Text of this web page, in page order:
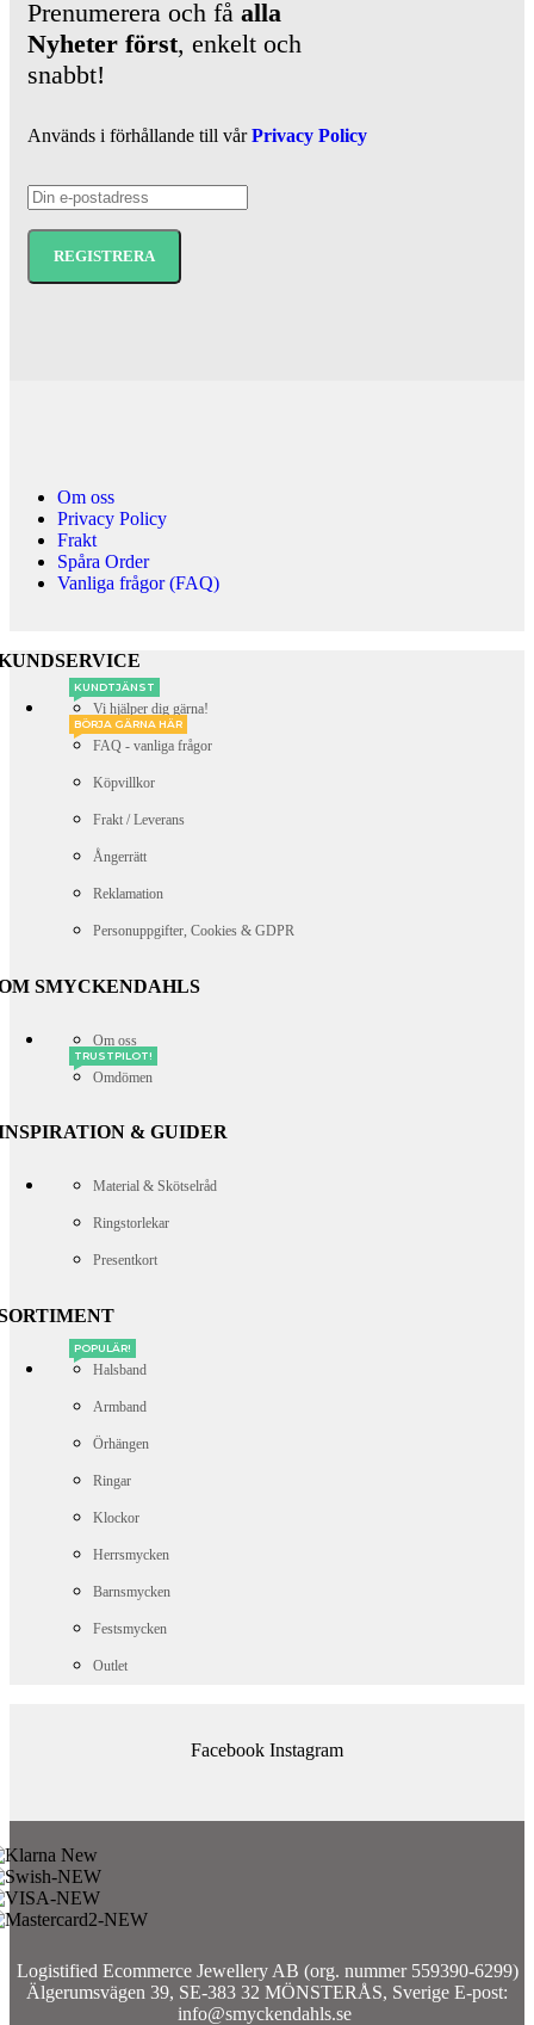
Prenumerera och få alla
Nyheter först, enkelt och
snabbt!
Används i förhållande till vårPrivacy Policy
Om oss
Privacy Policy
Frakt
Spåra Order
Vanliga frågor (FAQ)
Vi hjälper dig gärna!
KUNDTJÄNST
FAQ - vanliga frågor
BÖRJA GÄRNA HÄR
Köpvillkor
Frakt / Leverans
Ångerrätt
Reklamation
Personuppgifter, Cookies & GDPR
SMYCKENDAHLS
Om oss
Omdömen
TRUSTPILOT!
& GUIDER
Material & Skötselråd
Ringstorlekar
Presentkort
Halsband
POPULÄR!
Armband
Örhängen
Ringar
Klockor
Herrsmycken
Barnsmycken
Festsmycken
Outlet
Facebook Instagram
Logistified Ecommerce Jewellery AB (org. nummer 559390-6299)
Älgerumsvägen 39, SE-383 32 MÖNSTERÅS, Sverige E-post:
info@smyckendahls.se